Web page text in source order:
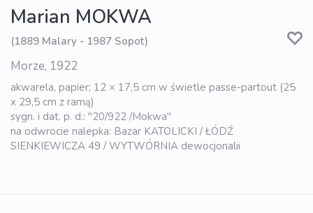
Marian MOKWA
(1889 Malary - 1987 Sopot)
Morze, 1922
akwarela, papier; 12 × 17,5 cm w świetle passe-partout (25
x 29,5 cm z ramą)
sygn. i dat. p. d.: "20/922 /Mokwa"
na odwrocie nalepka: Bazar KATOLICKI / ŁÓDŹ
SIENKIEWICZA 49 / WYTWÓRNIA dewocjonalii